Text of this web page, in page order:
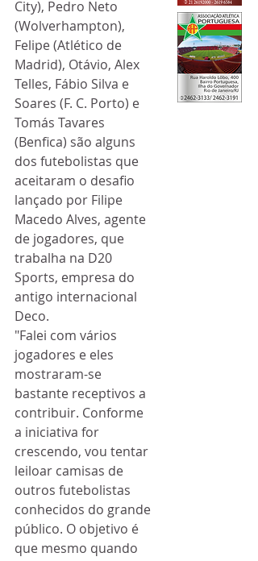
City), Pedro Neto
(Wolverhampton),
Felipe (Atlético de
Madrid), Otávio, Alex
Telles, Fábio Silva e
Soares (F. C. Porto) e
Tomás Tavares
(Benfica) são alguns
dos futebolistas que
aceitaram o desafio
lançado por Filipe
Macedo Alves, agente
de jogadores, que
trabalha na D20
Sports, empresa do
antigo internacional
Deco.
"Falei com vários
jogadores e eles
mostraram-se
bastante receptivos a
contribuir. Conforme
a iniciativa for
crescendo, vou tentar
leiloar camisas de
outros futebolistas
conhecidos do grande
público. O objetivo é
que mesmo quando